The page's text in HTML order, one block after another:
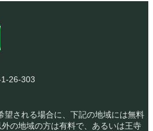
26-303
望される場合に、下記の地域には無料
の地域の方は有料で、あるいは王寺